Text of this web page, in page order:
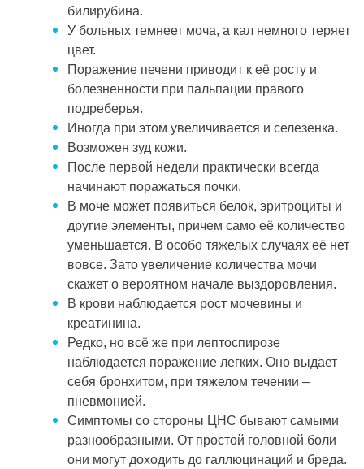
билирубина.
У больных темнеет моча, а кал немного теряет
цвет.
Поражение печени приводит к её росту и
болезненности при пальпации правого
подреберья.
Иногда при этом увеличивается и селезенка.
Возможен зуд кожи.
После первой недели практически всегда
начинают поражаться почки.
В моче может появиться белок, эритроциты и
другие элементы, причем само её количество
уменьшается. В особо тяжелых случаях её нет
вовсе. Зато увеличение количества мочи
скажет о вероятном начале выздоровления.
В крови наблюдается рост мочевины и
креатинина.
Редко, но всё же при лептоспирозе
наблюдается поражение легких. Оно выдает
себя бронхитом, при тяжелом течении –
пневмонией.
Симптомы со стороны ЦНС бывают самыми
разнообразными. От простой головной боли
они могут доходить до галлюцинаций и бреда.